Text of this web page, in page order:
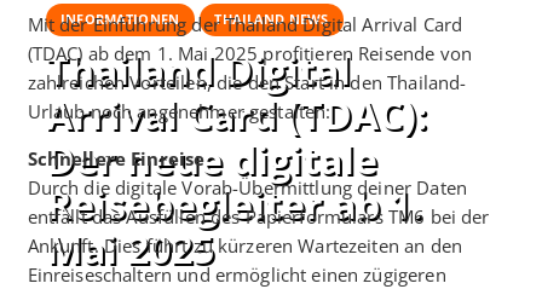
INFORMATIONEN THAILAND NEWS
Thailand Digital
Arrival Card (TDAC):
Der neue digitale
Reisebegleiter ab 1.
Mai 2025
Mit der Einführung der Thailand Digital Arrival Card
(TDAC) ab dem 1. Mai 2025 profitieren Reisende von
zahlreichen Vorteilen, die den Start in den Thailand-
Urlaub noch angenehmer gestalten:​
Schnellere Einreise
Durch die digitale Vorab-Übermittlung deiner Daten
entfällt das Ausfüllen des Papierformulars TM6 bei der
Ankunft. Dies führt zu kürzeren Wartezeiten an den
Einreiseschaltern und ermöglicht einen zügigeren